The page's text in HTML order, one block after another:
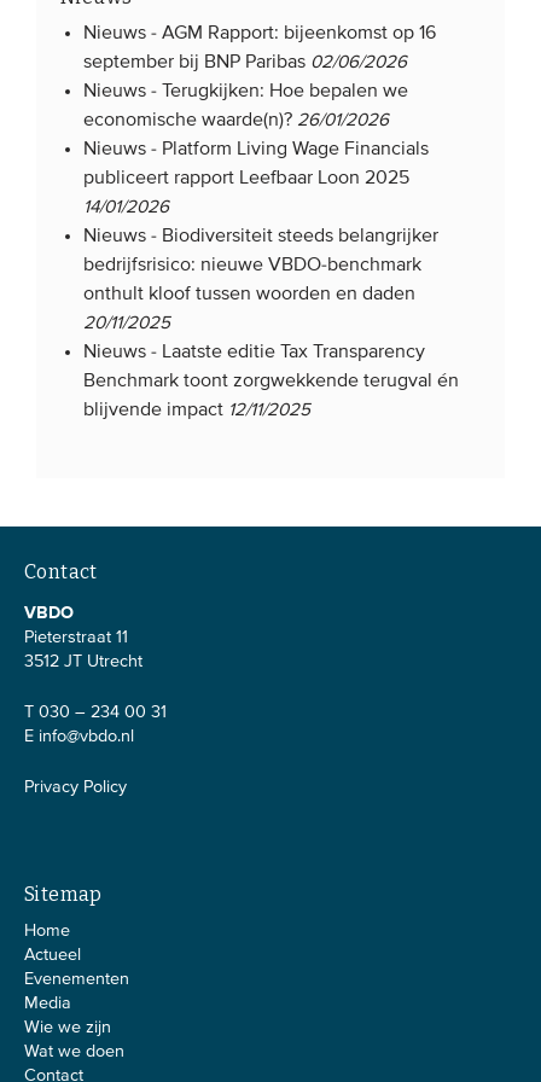
Nieuws -AGM Rapport: bijeenkomst op 16
september bij BNP Paribas 02/06/2026
Nieuws -
Terugkijken: Hoe bepalen we
economische waarde(n)? 26/01/2026
Nieuws - Platform Living Wage Financials
publiceert rapport Leefbaar Loon 2025
14/01/2026
Nieuws - Biodiversiteit steeds belangrijker
bedrijfsrisico: nieuwe VBDO-benchmark
onthult kloof tussen woorden en daden
20/11/2025
Nieuws - Laatste editie Tax Transparency
Benchmark toont zorgwekkende terugval én
blijvende impact 12/11/2025
Contact
VBDO
Pieterstraat 11
3512 JT Utrecht
T 030 – 234 00 31
E info@vbdo.nl
Privacy Policy
Sitemap
Home
Actueel
Evenementen
Media
Wie we zijn
Wat we doen
Contact